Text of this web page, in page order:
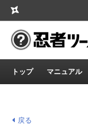
トップ マニュアル
戻る